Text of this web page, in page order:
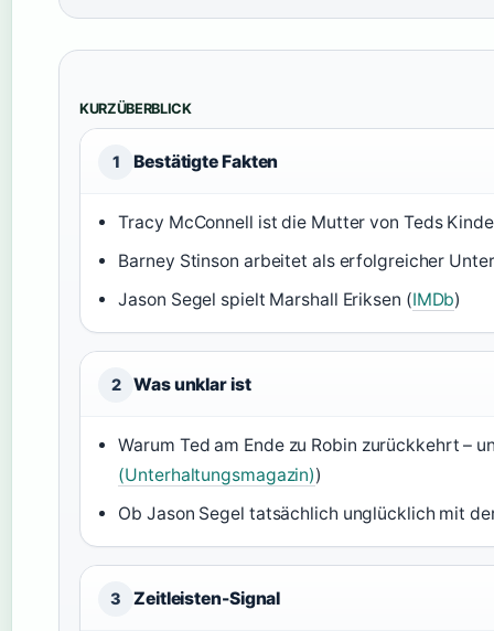
KURZÜBERBLICK
1 Bestätigte Fakten
Tracy McConnell ist die Mutter von Teds
Barney Stinson arbeitet als erfolgreicher
Jason Segel spielt Marshall Eriksen (IMDb)
2 Was unklar ist
Warum Ted am Ende zu Robin zurückkehrt –
(Unterhaltungsmagazin))
Ob Jason Segel tatsächlich unglücklich mit
3 Zeitleisten-Signal